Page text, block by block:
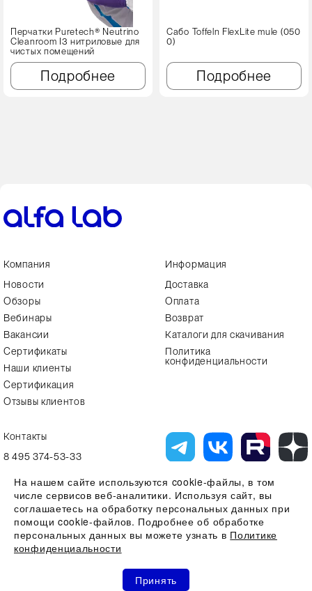
Перчатки Puretech® Neutrino
Cleanroom I3 нитриловые для
чистых помещений
Подробнее
Сабо Toffeln FlexLite mule (050
0)
Подробнее
Компания
Новости
Обзоры
Вебинары
Вакансии
Сертификаты
Наши клиенты
Сертификация
Отзывы клиентов
Информация
Доставка
Оплата
Возврат
Каталоги для скачивания
Политика
конфиденциальности
Контакты
8 495 374-53-33
Вся представленная на сайте информация, касающаяся технических
характеристик, наличия на складе, стоимости товаров, носит
информационный характер и ни при каких условиях не является
публичной офертой, определяемой положениями Статьи 437(2)
Гражданского кодекса РФ
Все права защищены 2026 © ООО "Компания Альфа-Лаб" ИНН
7731644966 | ОГРН 1107746123121
На нашем сайте используются cookie-файлы, в том
числе сервисов веб-аналитики. Используя сайт, вы
соглашаетесь на обработку персональных данных при
помощи cookie-файлов. Подробнее об обработке
персональных данных вы можете узнать в Политике
конфиденциальности
Принять